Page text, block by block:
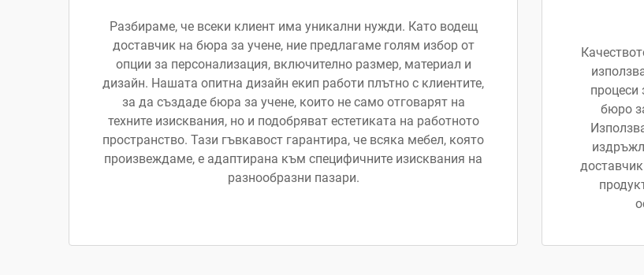
Разбираме, че всеки клиент има уникални нужди. Като водещ
доставчик на бюра за учене, ние предлагаме голям избор от
опции за персонализация, включително размер, материал и
дизайн. Нашата опитна дизайн екип работи плътно с клиентите,
за да създаде бюра за учене, които не само отговарят на
техните изисквания, но и подобряват естетиката на работното
пространство. Тази гъвкавост гарантира, че всяка мебел, която
произвеждаме, е адаптирана към специфичните изисквания на
разнообразни пазари.
процеси
бюро